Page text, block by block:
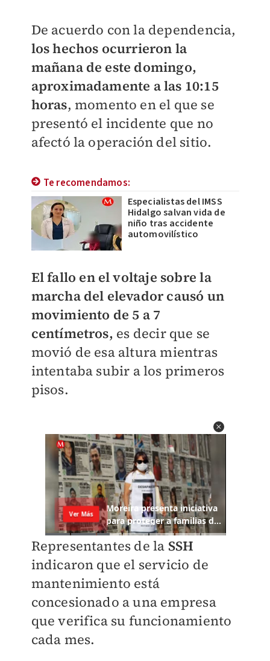
De acuerdo con la dependencia,
los hechos ocurrieron la
mañana de este domingo,
aproximadamente a las 10:15
horas, momento en el que se
presentó el incidente que no
afectó la operación del sitio.
Te recomendamos:
Especialistas del IMSS
Hidalgo salvan vida de
niño tras accidente
automovilístico
El fallo en el voltaje sobre la
marcha del elevador causó un
movimiento de 5 a 7
centímetros, es decir que se
movió de esa altura mientras
intentaba subir a los primeros
pisos.
Representantes de la SSH
indicaron que el servicio de
mantenimiento está
concesionado a una empresa
que verifica su funcionamiento
cada mes.